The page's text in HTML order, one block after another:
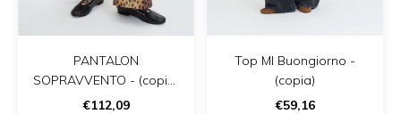
PANTALON
SOPRAVVENTO - (copia)
- (copia)
€112,09
Top Ml Buongiorno -
(copia)
€59,16